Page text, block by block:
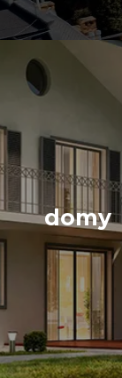
domy